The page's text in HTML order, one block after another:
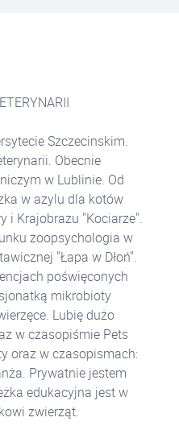
Szczecinskim.
Obecnie
w Lublinie. Od
w azylu dla kotów
i Krajobrazu "Kociarze".
zoopsychologia w
"Łapa w Dłoń".
poświęconych
mikrobioty
Lubię dużo
w czasopiśmie Pets
oraz w czasopismach:
Prywatnie jestem
edukacyjna jest w
zwierząt.